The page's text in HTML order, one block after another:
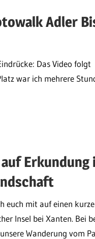
Adler
Das Video folgt
war ich mehrere
Erkundung
euch mit auf einen
Insel bei Xanten. Bei
Wanderung vom